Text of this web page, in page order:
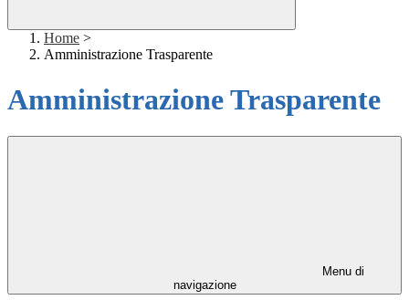
Home >
Amministrazione Trasparente
Amministrazione Trasparente
Menu di
navigazione